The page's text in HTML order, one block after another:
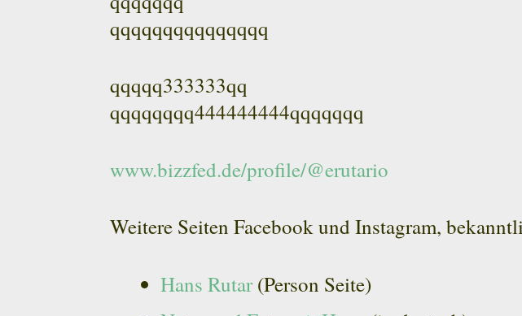
qqqqqqqqqqqqqqq
qqqqq333333qq
qqqqqqqq444444444qqqqqqq
www.bizzfed.de/profile/@erutario
Weitere Seiten Facebook und Instagram,
Hans Rutar(Person Seite)